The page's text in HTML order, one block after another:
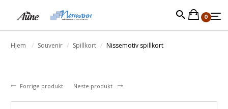
0
Hjem Souvenir Spillkort Nissemotiv spillkort
Forrige produkt Neste produkt